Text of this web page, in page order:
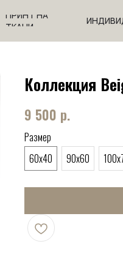
ПРИНТ НА
ТКАНИ
Коллекция
9 500 р.
Размер
60x40
90x60